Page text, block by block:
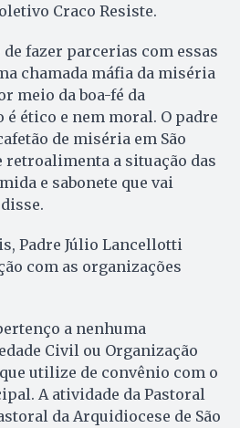
Craco Resiste.
de fazer parcerias com essas
chamada máfia da miséria
meio da boa-fé da
é ético e nem moral. O padre
de miséria em São
retroalimenta a situação das
e sabonete que vai
Padre Júlio Lancellotti
com as organizações
a nenhuma
Civil ou Organização
utilize de convênio com o
A atividade da Pastoral
da Arquidiocese de São